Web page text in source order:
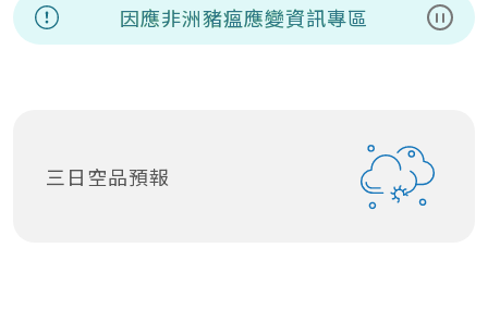
暫停
因應非洲豬瘟應變資訊專區
三日空品預報